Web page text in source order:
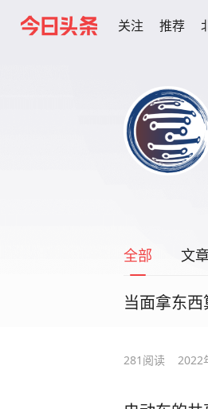
关注 推荐
全部 文
当面拿东
281 阅读 2022